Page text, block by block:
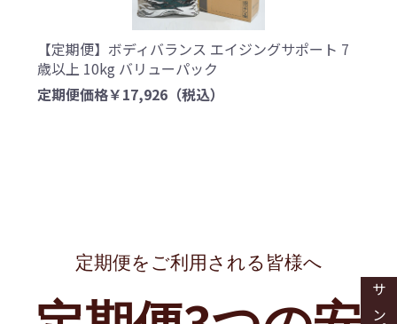
【定期便】ボディバランス エイジングサポート 7
歳以上 10kg バリューパック
定期便価格￥17,926 （税込）
定期便をご利用される皆様へ